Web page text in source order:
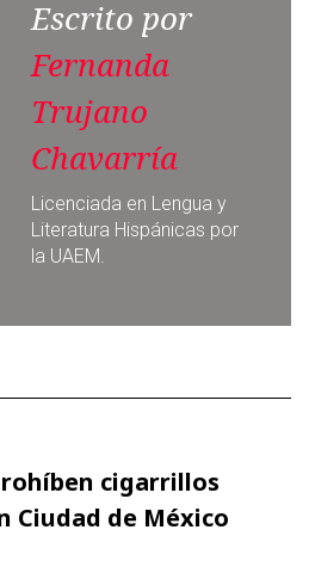
Escrito por
Fernanda
Trujano
Chavarría
Licenciada en Lengua y
Literatura Hispánicas por
la UAEM.
cigarrillos
Ciudad de México